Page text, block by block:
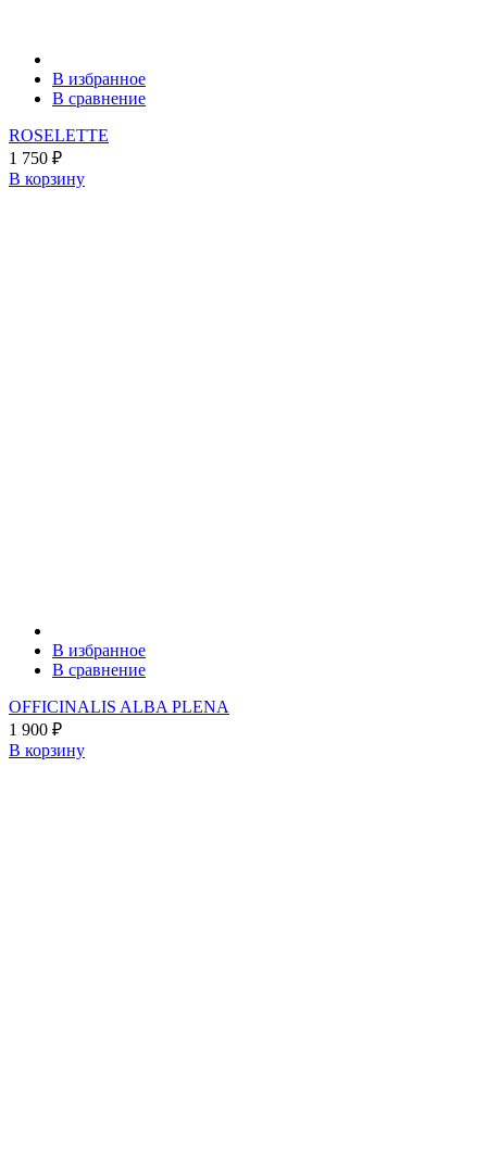
В избранное
В сравнение
ROSELETTE
1 750 ₽
В корзину
В избранное
В сравнение
OFFICINALIS ALBA PLENA
1 900 ₽
В корзину